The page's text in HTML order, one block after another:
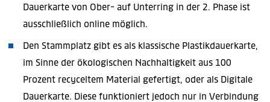
Dauerkarte von Ober- auf Unterring in der 2. Phase ist
ausschließlich online möglich.
Den Stammplatz gibt es als klassische Plastikdauerkarte,
im Sinne der ökologischen Nachhaltigkeit aus 100
Prozent recyceltem Material gefertigt, oder als Digitale
Dauerkarte. Diese funktioniert jedoch nur in Verbindung